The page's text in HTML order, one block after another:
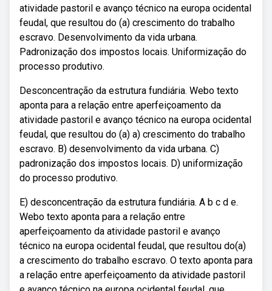
atividade pastoril e avanço técnico na europa ocidental
feudal, que resultou do (a) crescimento do trabalho
escravo. Desenvolvimento da vida urbana.
Padronização dos impostos locais. Uniformização do
processo produtivo.
Desconcentração da estrutura fundiária. Webo texto
aponta para a relação entre aperfeiçoamento da
atividade pastoril e avanço técnico na europa ocidental
feudal, que resultou do (a) a) crescimento do trabalho
escravo. B) desenvolvimento da vida urbana. C)
padronização dos impostos locais. D) uniformização
do processo produtivo.
E) desconcentração da estrutura fundiária. A b c d e.
Webo texto aponta para a relação entre
aperfeiçoamento da atividade pastoril e avanço
técnico na europa ocidental feudal, que resultou do(a)
a crescimento do trabalho escravo. O texto aponta para
a relação entre aperfeiçoamento da atividade pastoril